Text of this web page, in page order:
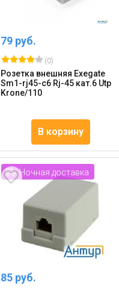
79 руб.
(0)
Розетка внешняя Exegate
Sm1-rj45-c6 Rj-45 кат.6 Utp
Krone/110
В корзину
Ночная доставка
85 руб.